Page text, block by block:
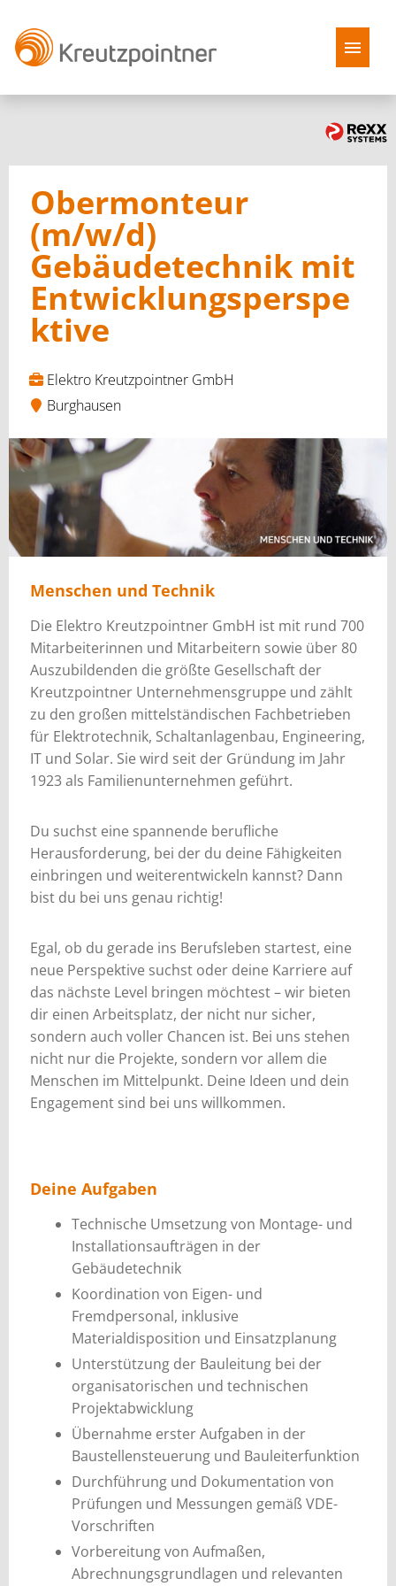
Benefits
Kreutzpointner als Arbeitgeber
FAQ
Obermonteur
(m/w/d)
Gebäudetechnik mit
Entwicklungsperspe
ktive
Elektro Kreutzpointner GmbH
Burghausen
Menschen und Technik
Die Elektro Kreutzpointner GmbH ist mit rund 700
Mitarbeiterinnen und Mitarbeitern sowie über 80
Auszubildenden die größte Gesellschaft der
Kreutzpointner Unternehmensgruppe und zählt
zu den großen mittelständischen Fachbetrieben
für Elektrotechnik, Schaltanlagenbau, Engineering,
IT und Solar. Sie wird seit der Gründung im Jahr
1923 als Familienunternehmen geführt.
Du suchst eine spannende berufliche
Herausforderung, bei der du deine Fähigkeiten
einbringen und weiterentwickeln kannst? Dann
bist du bei uns genau richtig!
Egal, ob du gerade ins Berufsleben startest, eine
neue Perspektive suchst oder deine Karriere auf
das nächste Level bringen möchtest – wir bieten
dir einen Arbeitsplatz, der nicht nur sicher,
sondern auch voller Chancen ist. Bei uns stehen
nicht nur die Projekte, sondern vor allem die
Menschen im Mittelpunkt. Deine Ideen und dein
Engagement sind bei uns willkommen.
Deine Aufgaben
Technische Umsetzung von Montage- und
Installationsaufträgen in der
Gebäudetechnik
Koordination von Eigen- und
Fremdpersonal, inklusive
Materialdisposition und Einsatzplanung
Unterstützung der Bauleitung bei der
organisatorischen und technischen
Projektabwicklung
Übernahme erster Aufgaben in der
Baustellensteuerung und Bauleiterfunktion
Durchführung und Dokumentation von
Prüfungen und Messungen gemäß VDE-
Vorschriften
Vorbereitung von Aufmaßen,
Abrechnungsgrundlagen und relevanten